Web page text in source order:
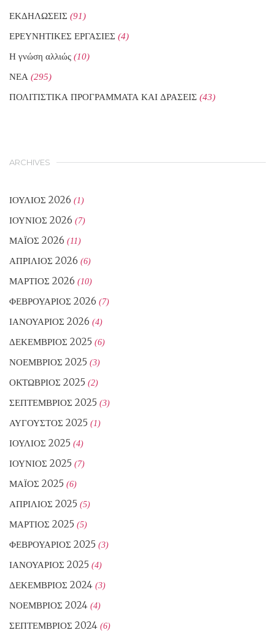
ΕΚΔΗΛΩΣΕΙΣ (91)
ΕΡΕΥΝΗΤΙΚΕΣ ΕΡΓΑΣΙΕΣ (4)
Η γνώση αλλιώς (10)
ΝΕΑ (295)
ΠΟΛΙΤΙΣΤΙΚΑ ΠΡΟΓΡΑΜΜΑΤΑ ΚΑΙ ΔΡΑΣΕΙΣ (43)
ARCHIVES
ΙΟΎΛΙΟΣ 2026 (1)
ΙΟΎΝΙΟΣ 2026 (7)
ΜΆΙΟΣ 2026 (11)
ΑΠΡΊΛΙΟΣ 2026 (6)
ΜΆΡΤΙΟΣ 2026 (10)
ΦΕΒΡΟΥΆΡΙΟΣ 2026 (7)
ΙΑΝΟΥΆΡΙΟΣ 2026 (4)
ΔΕΚΈΜΒΡΙΟΣ 2025 (6)
ΝΟΈΜΒΡΙΟΣ 2025 (3)
ΟΚΤΏΒΡΙΟΣ 2025 (2)
ΣΕΠΤΈΜΒΡΙΟΣ 2025 (3)
ΑΎΓΟΥΣΤΟΣ 2025 (1)
ΙΟΎΛΙΟΣ 2025 (4)
ΙΟΎΝΙΟΣ 2025 (7)
ΜΆΙΟΣ 2025 (6)
ΑΠΡΊΛΙΟΣ 2025 (5)
ΜΆΡΤΙΟΣ 2025 (5)
ΦΕΒΡΟΥΆΡΙΟΣ 2025 (3)
ΙΑΝΟΥΆΡΙΟΣ 2025 (4)
ΔΕΚΈΜΒΡΙΟΣ 2024 (3)
ΝΟΈΜΒΡΙΟΣ 2024 (4)
ΣΕΠΤΈΜΒΡΙΟΣ 2024 (6)